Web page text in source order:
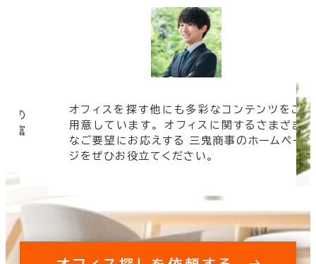
の
豊富
オフィスを探す他にも多彩なコンテンツをご
用意しています。 オフィスに関するさまざま
なご要望にお応えする 三鬼商事のホームペー
ジをぜひお役立てください。